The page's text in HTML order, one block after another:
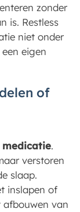
zonder
is. Restless
niet onder
eigen
of
medicatie.
verstoren
slaap.
inslapen of
afbouwen van